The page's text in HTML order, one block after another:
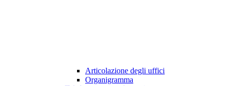
Articolazione degli uffici
Organigramma